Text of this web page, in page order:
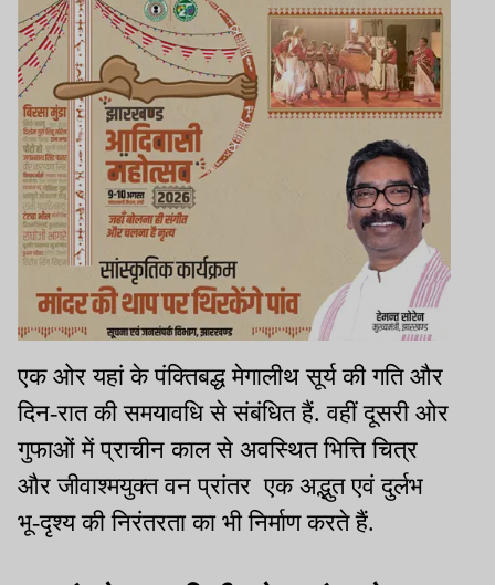
एक ओर यहां के पंक्तिबद्ध मेगालीथ सूर्य की गति और
दिन-रात की समयावधि से संबंधित हैं. वहीं दूसरी ओर
गुफाओं में प्राचीन काल से अवस्थित भित्ति चित्र
और जीवाश्मयुक्त वन प्रांतर एक अद्भुत एवं दुर्लभ
भू-दृश्य की निरंतरता का भी निर्माण करते हैं.